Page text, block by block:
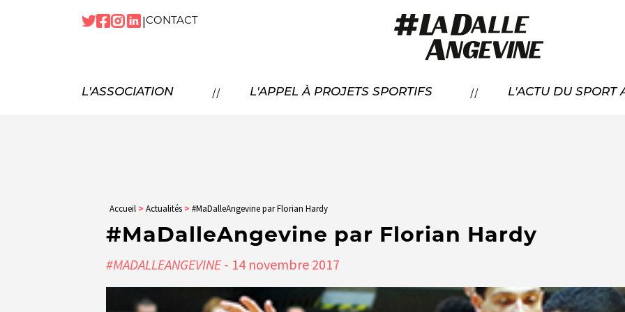
|CONTACT
L'ASSOCIATION
NOSTEMPS FORTS
// L'APPEL À PROJETS SPORTIFS
PRÉSENTATION
// L'ACTU DU SPORT
Accueil > Actualités > #MaDalleAngevine par Florian Hardy
#MaDalleAngevine par Florian Hardy
#MADALLEANGEVINE- 14 novembre 2017